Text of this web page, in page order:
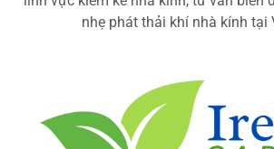
nhẹ phát thải khí nhà kính tại